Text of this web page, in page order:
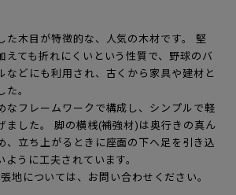
た木目が特徴的な、人気の木材です。 堅
えても折れにくいという性質で、野球のバ
などにも利用され、古くから家具や建材と
た。
なフレームワークで構成し、シンプルで軽
ました。 脚の横桟(補強材)は奥行きの真ん
、立ち上がるときに座面の下へ足を引き込
ように工夫されています。
地については、お問い合わせください。